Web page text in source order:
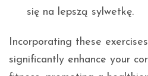
się na lepszą sylwetkę.
Incorporating these
significantly enhance your